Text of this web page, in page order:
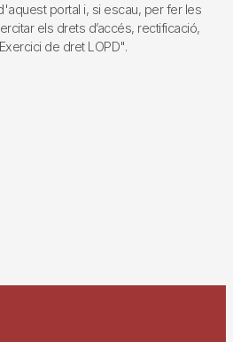
portal i, si escau, per fer les
els drets d’accés, rectificació,
de dret LOPD".